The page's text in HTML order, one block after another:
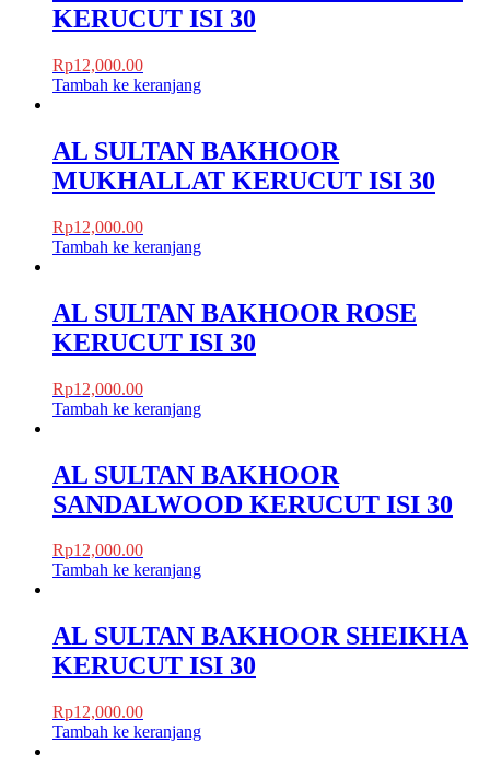
KERUCUT ISI 30
Rp12,000.00
Tambah ke keranjang
AL SULTAN BAKHOOR
MUKHALLAT KERUCUT ISI 30
Rp12,000.00
Tambah ke keranjang
AL SULTAN BAKHOOR ROSE
KERUCUT ISI 30
Rp12,000.00
Tambah ke keranjang
AL SULTAN BAKHOOR
SANDALWOOD KERUCUT ISI 30
Rp12,000.00
Tambah ke keranjang
AL SULTAN BAKHOOR SHEIKHA
KERUCUT ISI 30
Rp12,000.00
Tambah ke keranjang